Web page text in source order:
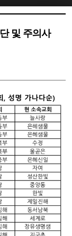
및 주의사
5
5